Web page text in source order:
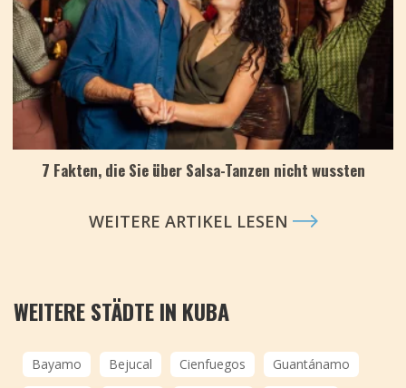
7 Fakten, die Sie über Salsa-Tanzen nicht wussten
WEITERE ARTIKEL LESEN
WEITERE STÄDTE IN KUBA
Bayamo Bejucal Cienfuegos
Guantánamo